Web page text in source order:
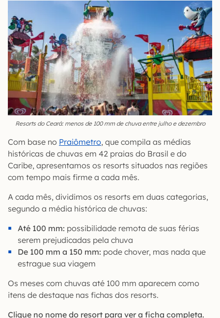
Resorts do Ceará: menos de 100 mm de chuva entre julho e dezembro
Com base no Praiômetro, que compila as médias
históricas de chuvas em 42 praias do Brasil e do
Caribe, apresentamos os resorts situados nas regiões
com tempo mais firme a cada mês.
A cada mês, dividimos os resorts em duas categorias,
segundo a média histórica de chuvas:
Até 100 mm: possibilidade remota de suas férias
serem prejudicadas pela chuva
De 100 mm a 150 mm: pode chover, mas nada que
estrague sua viagem
Os meses com chuvas até 100 mm aparecem como
itens de destaque nas fichas dos resorts.
Clique no nome do resort para ver a ficha completa.